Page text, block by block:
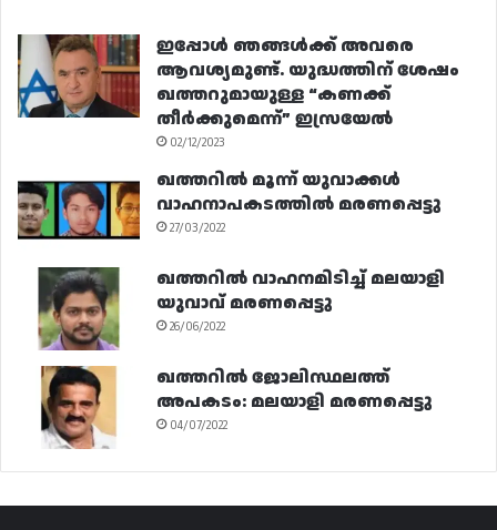
ഇപ്പോൾ ഞങ്ങൾക്ക് അവരെ
ആവശ്യമുണ്ട്. യുദ്ധത്തിന് ശേഷം
ഖത്തറുമായുള്ള “കണക്ക്
തീർക്കുമെന്ന്” ഇസ്രയേൽ
02/12/2023
ഖത്തറിൽ മൂന്ന് യുവാക്കൾ
വാഹനാപകടത്തിൽ മരണപ്പെട്ടു
27/03/2022
ഖത്തറിൽ വാഹനമിടിച്ച് മലയാളി
യുവാവ് മരണപ്പെട്ടു
26/06/2022
ഖത്തറിൽ ജോലിസ്ഥലത്ത്
അപകടം: മലയാളി മരണപ്പെട്ടു
04/07/2022